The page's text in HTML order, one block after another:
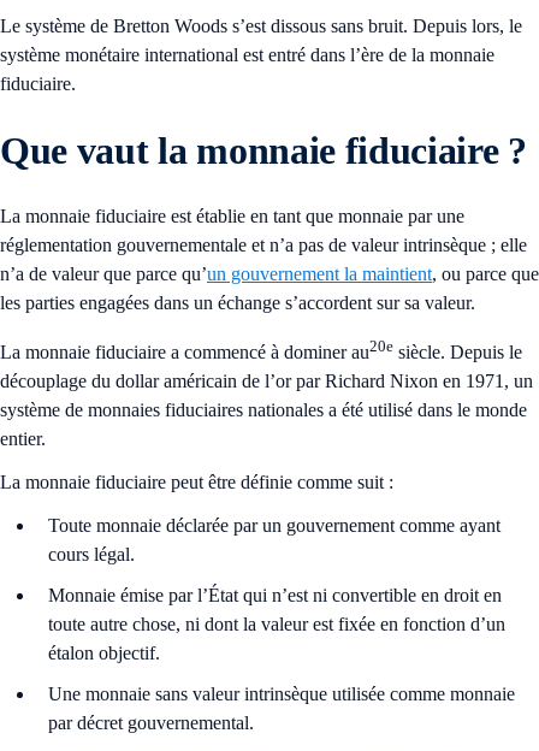
Le système de Bretton Woods s’est dissous sans bruit. Depuis lors, le
système monétaire international est entré dans l’ère de la monnaie
fiduciaire.
Que vaut la monnaie fiduciaire ?
La monnaie fiduciaire est établie en tant que monnaie par une
réglementation gouvernementale et n’a pas de valeur intrinsèque ; elle
n’a de valeur que parce qu’un gouvernement la maintient, ou parce que
les parties engagées dans un échange s’accordent sur sa valeur.
La monnaie fiduciaire a commencé à dominer au20e siècle. Depuis le
découplage du dollar américain de l’or par Richard Nixon en 1971, un
système de monnaies fiduciaires nationales a été utilisé dans le monde
entier.
La monnaie fiduciaire peut être définie comme suit :
Toute monnaie déclarée par un gouvernement comme ayant
cours légal.
Monnaie émise par l’État qui n’est ni convertible en droit en
toute autre chose, ni dont la valeur est fixée en fonction d’un
étalon objectif.
Une monnaie sans valeur intrinsèque utilisée comme monnaie
par décret gouvernemental.